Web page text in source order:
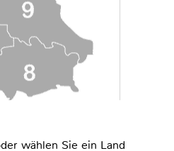
wählen Sie ein Land